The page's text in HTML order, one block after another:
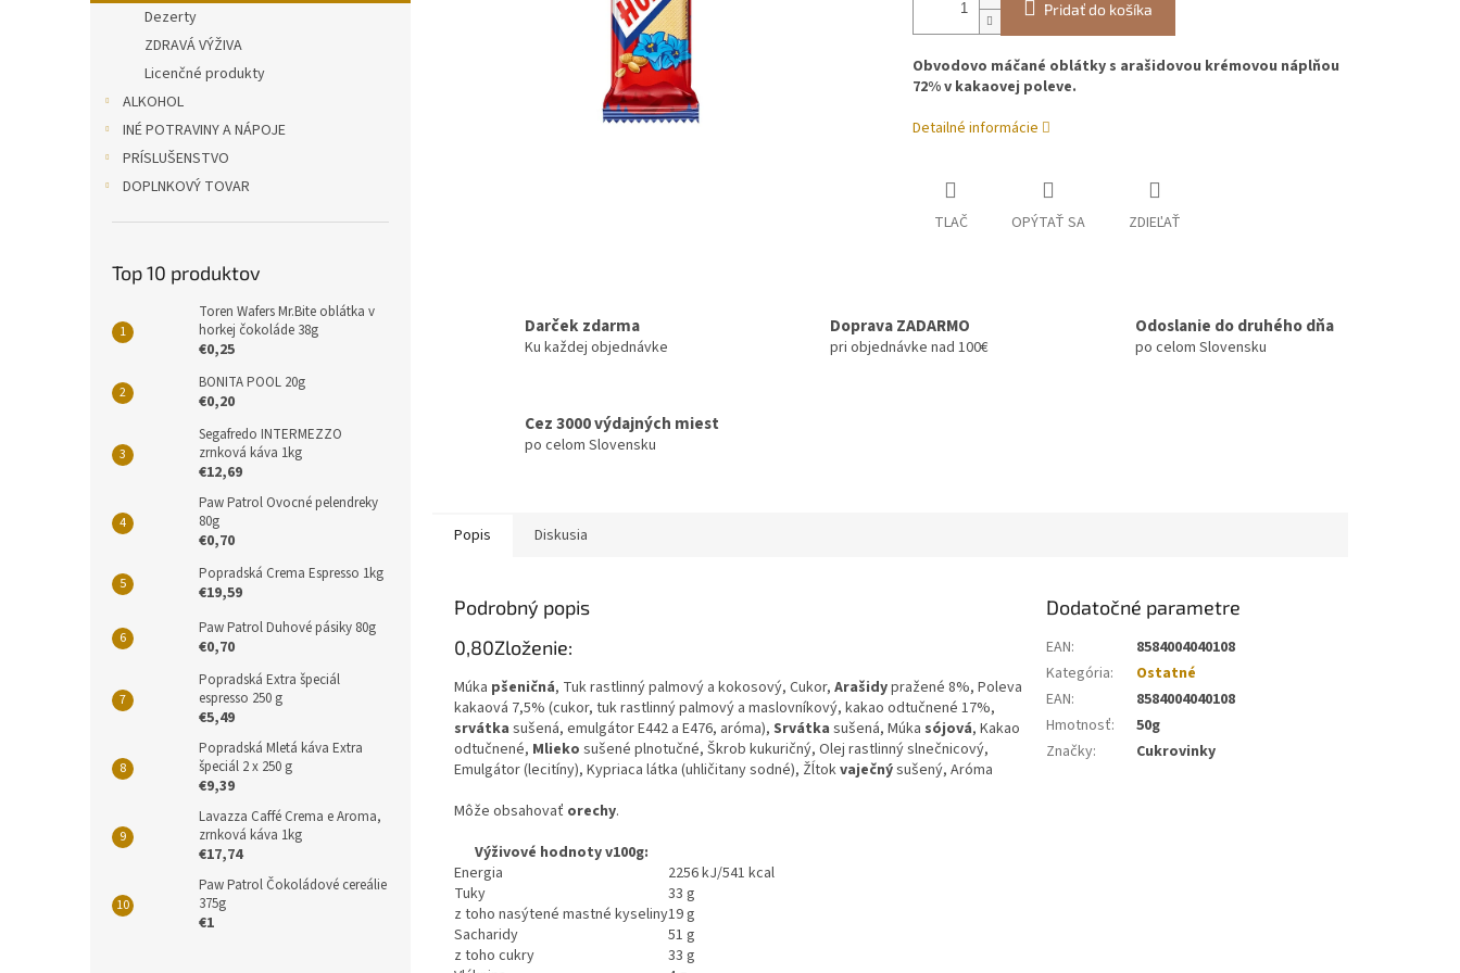
Dezerty
ZDRAVÁ VÝŽIVA
Licenčné produkty
ALKOHOL
INÉ POTRAVINY A NÁPOJE
PRÍSLUŠENSTVO
DOPLNKOVÝ TOVAR
Top 10 produktov
Toren Wafers Mr.Bite oblátka v
horkej čokoláde 38g
€0,25
BONITA POOL 20g
€0,20
Segafredo INTERMEZZO
zrnková káva 1kg
€12,69
Paw Patrol Ovocné pelendreky
80g
€0,70
Popradská Crema Espresso 1kg
€19,59
Paw Patrol Duhové pásiky 80g
€0,70
Popradská Extra špeciál
espresso 250 g
€5,49
Popradská Mletá káva Extra
špeciál 2 x 250 g
€9,39
Lavazza Caffé Crema e Aroma,
zrnková káva 1kg
€17,74
Paw Patrol Čokoládové cereálie
375g
€1
Pridať do košíka
Obvodovo máčané oblátky s arašidovou krémovou náplňou
72% v kakaovej poleve.
Detailné informácie
TLAČ OPÝTAŤ SA ZDIEĽAŤ
Darček zdarma
Ku každej objednávke
Doprava ZADARMO
pri objednávke nad 100€
Odoslanie do druhého dňa
po celom Slovensku
Cez 3000 výdajných miest
po celom Slovensku
Popis Diskusia
Podrobný popis
0,80Zloženie:
Múka pšeničná, Tuk rastlinný palmový a kokosový, Cukor, Arašidypražené 8%, Poleva
kakaová 7,5% (cukor, tuk rastlinný palmový a maslovníkový, kakao odtučnené 17%,
srvátka sušená, emulgátor E442 a E476, aróma), Srvátka sušená, Múka sójová, Kakao
odtučnené, Mlieko sušené plnotučné, Škrob kukuričný, Olej rastlinný slnečnicový,
Emulgátor (lecitíny), Kypriaca látka (uhličitany sodné), Žĺtokvaječnýsušený, Aróma
Môže obsahovať orechy.
Výživové hodnoty v100g:
Energia
2256 kJ/541 kcal
Tuky
33 g
z toho nasýtené mastné kyseliny19 g
Sacharidy
51 g
z toho cukry
33 g
Dodatočné parametre
EAN:
8584004040108
Kategória:
Ostatné
EAN:
8584004040108
Hmotnosť:
50g
Značky: Cukrovinky